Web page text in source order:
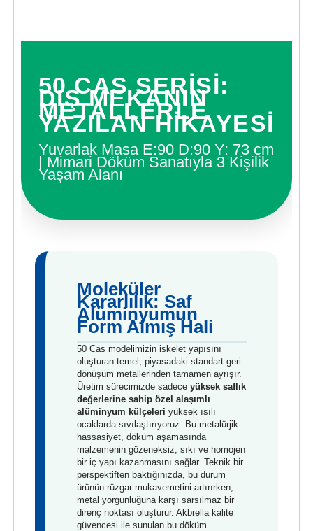
50 CAS SERİSİ:
DIŞ MEKANIN
METALLERLE
YAZILAN HİKAYESİ
Yuvarlak Masa E:90 D:90 Y: 73 cm
| Mimari Döküm Sanatıyla 3 Kişilik
Yaşam Alanı
Moleküler
Kararlılık: Saf
Alüminyumun
Form Almış Hali
50 Cas modelimizin iskelet yapısını
oluşturan temel, piyasadaki standart geri
dönüşüm metallerinden tamamen ayrışır.
Üretim sürecimizde sadece yüksek saflık
değerlerine sahip özel alaşımlı
alüminyum külçeleri yüksek ısılı
ocaklarda sıvılaştırıyoruz. Bu metalürjik
hassasiyet, döküm aşamasında
malzemenin gözeneksiz, sıkı ve homojen
bir iç yapı kazanmasını sağlar. Teknik bir
perspektiften baktığınızda, bu durum
ürünün rüzgar mukavemetini artırırken,
metal yorgunluğuna karşı sarsılmaz bir
direnç noktası oluşturur. Akbrella kalite
güvencesi ile sunulan bu döküm